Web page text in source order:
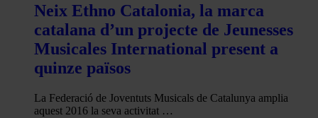
Neix Ethno Catalonia, la marca
catalana d’un projecte de Jeunesses
Musicales International present a
quinze països
La Federació de Joventuts Musicals de Catalunya amplia
aquest 2016 la seva activitat …